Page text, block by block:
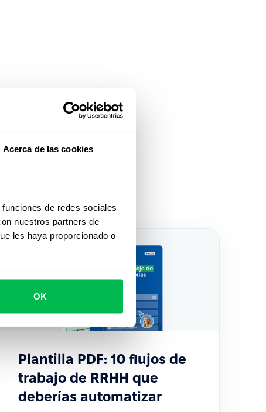
Acerca de las cookies
de redes sociales
nuestros partners de
les haya proporcionado o
OK
Plantilla PDF: 10 flujos de
trabajo de RRHH que
deberías automatizar